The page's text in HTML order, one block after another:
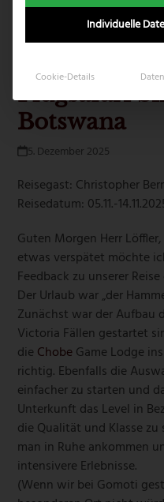
Flugsafari
Botswana
5. Dezember 2025
Reisegast: Christopher
Reisedatum: 05.11.-
Guten Morgen Herr Löffler,
etwas verspätet möchte
Feedback zu unserer
Der Urlaub war „der
Zunächst war der Aufbau
Victoria Fällen gestartet
die ChobeGame Lodge
richtig. Ebenfalls die
einfacher zu starten und
Unterkunft das Level in
die Qualität und Klasse
man in Ruhe ankommen
intensivere Erlebnisse.
(Wenn wir bei Gomoti
Individuelle
Cookie-Details